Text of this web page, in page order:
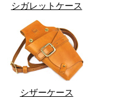
シガレットケース
シザーケース